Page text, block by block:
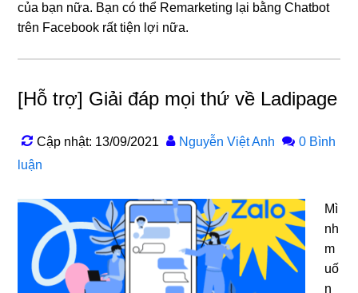
của bạn nữa. Bạn có thể Remarketing lại bằng Chatbot
trên Facebook rất tiện lợi nữa.
[Hỗ trợ] Giải đáp mọi thứ về Ladipage
Cập nhật: 13/09/2021 Nguyễn Việt Anh
0 Bình
luận
Mì
nh
m
uố
n